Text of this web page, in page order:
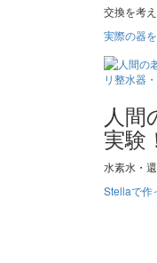
交換を考
実際の器
人間
実験
水素水・
Stellaで作